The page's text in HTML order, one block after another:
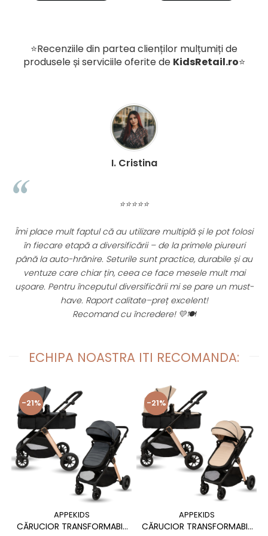
⭐Recenziile din partea clienților mulțumiți de
produsele și serviciile oferite de KidsRetail.ro⭐
și le pot folosi
piureuri
durabile și au
mult mai
pare un must-
De 1 an jumate folosim caruciorul Appekids
rezistent, versatil, usor si pliabil. L-am luat cu
incape usor in portbajul masinii si nici la
avut probleme. Recomand cu incredere
roman!
ECHIPA NOASTRA ITI RECOMANDA:
-21%
APPEKIDS
CĂRUCIOR TRANSFORMABIL
-21%
APPEKIDS
CĂRUCIOR TRANSFORMABIL